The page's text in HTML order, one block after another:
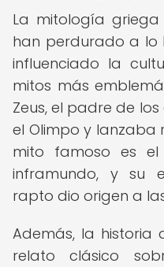
La mitología
han perdurado a lo
influenciado la
mitos más
Zeus, el padre de
el Olimpo y lanzaba
mito famoso es
inframundo, y su
rapto dio origen a
Además, la historia
relato clásico